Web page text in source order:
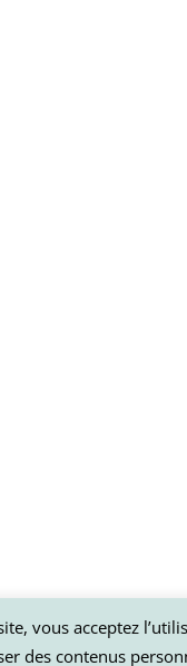
vous acceptez
des contenus